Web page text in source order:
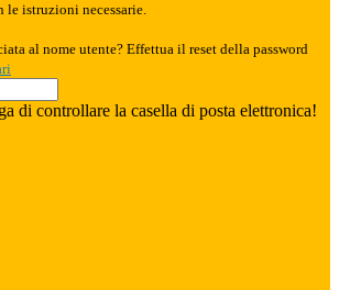
istruzioni necessarie.
al nome utente? Effettua il reset della password
di controllare la casella di posta elettronica!